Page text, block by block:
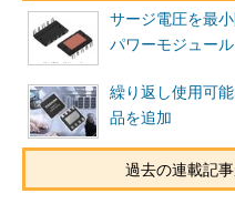
サージ電圧を最
パワーモジュール
繰り返し使用可
品を追加
過去の連載記